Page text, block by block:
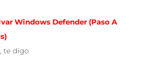
Windows Defender (paso A
te digo